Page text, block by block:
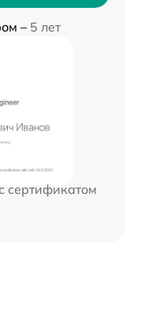
– 5 лет
сертификатом